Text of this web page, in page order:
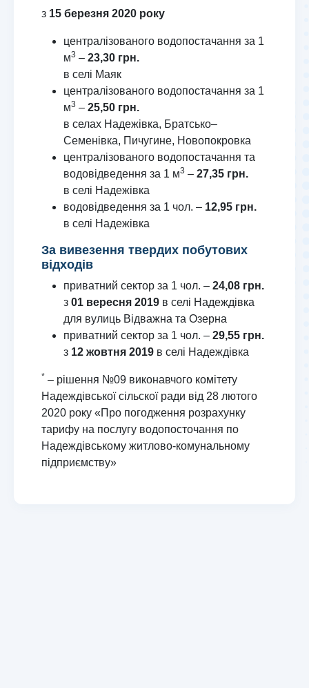
з 15 березня 2020 року
централізованого водопостачання за 1
м3 – 23,30 грн.
в селі Маяк
централізованого водопостачання за 1
м3 – 25,50 грн.
в селах Надежівка, Братсько–
Семенівка, Пичугине, Новопокровка
централізованого водопостачання та
водовідведення за 1 м3 – 27,35 грн.
в селі Надежівка
водовідведення за 1 чол. – 12,95 грн.
в селі Надежівка
За вивезення твердих побутових
відходів
приватний сектор за 1 чол. – 24,08 грн.
з 01 вересня 2019 в селі Надеждівка
для вулиць Відважна та Озерна
приватний сектор за 1 чол. – 29,55 грн.
з 12 жовтня 2019 в селі Надеждівка
* – рішення №09 виконавчого комітету
Надеждівської сільскої ради від 28 лютого
2020 року «Про погодження розрахунку
тарифу на послугу водопосточання по
Надеждівському житлово-комунальному
підприємству»